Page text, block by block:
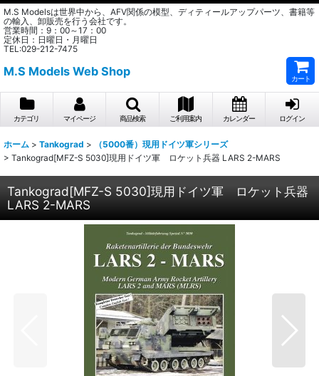
M.S Modelsは世界中から、AFV関係の模型、ディティールアップパーツ、書籍等
の輸入、卸販売を行う会社です。
営業時間：9：00～17：00
定休日：日曜日・月曜日
TEL:029-212-7475
M.S Models Web Shop
カート
カテゴリ マイページ 商品検索 ご利用案内 カレンダー ログイン
ホーム > Tankograd >
（5000番）現用ドイツ軍シリーズ
> Tankograd[MFZ-S 5030]現用ドイツ軍 ロケット兵器 LARS 2-MARS
Tankograd[MFZ-S 5030]現用ドイツ軍 ロケット兵器
LARS 2-MARS